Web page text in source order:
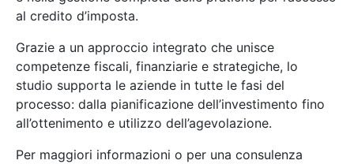
al credito d’imposta.
Grazie a un approccio integrato che unisce
competenze fiscali, finanziarie e strategiche, lo
studio supporta le aziende in tutte le fasi del
processo: dalla pianificazione dell’investimento fino
all’ottenimento e utilizzo dell’agevolazione.
Per maggiori informazioni o per una consulenza